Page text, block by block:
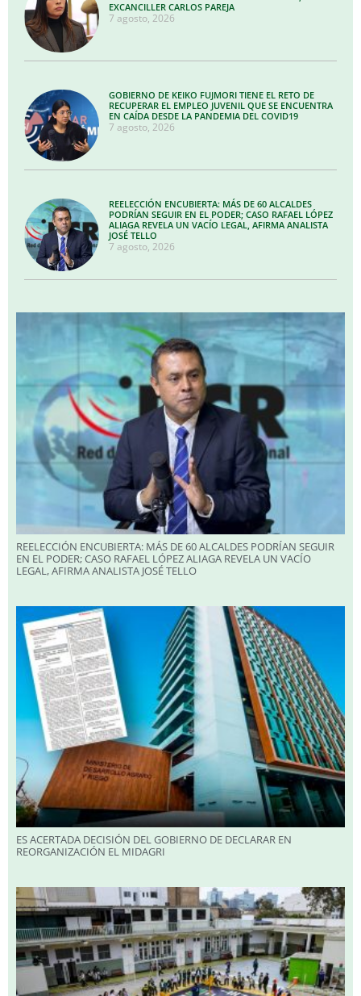
EXCANCILLER CARLOS PAREJA
7 agosto, 2026
GOBIERNO DE KEIKO FUJMORI TIENE EL RETO DE
RECUPERAR EL EMPLEO JUVENIL QUE SE ENCUENTRA
EN CAÍDA DESDE LA PANDEMIA DEL COVID19
7 agosto, 2026
REELECCIÓN ENCUBIERTA: MÁS DE 60 ALCALDES
PODRÍAN SEGUIR EN EL PODER; CASO RAFAEL LÓPEZ
ALIAGA REVELA UN VACÍO LEGAL, AFIRMA ANALISTA
JOSÉ TELLO
7 agosto, 2026
REELECCIÓN ENCUBIERTA: MÁS DE 60 ALCALDES PODRÍAN SEGUIR
EN EL PODER; CASO RAFAEL LÓPEZ ALIAGA REVELA UN VACÍO
LEGAL, AFIRMA ANALISTA JOSÉ TELLO
ES ACERTADA DECISIÓN DEL GOBIERNO DE DECLARAR EN
REORGANIZACIÓN EL MIDAGRI